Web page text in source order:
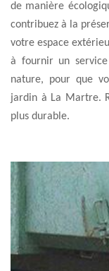
de manière
contribuez à la
votre espace
à fournir un
nature, pour que
jardin à La Martre.
plus durable.